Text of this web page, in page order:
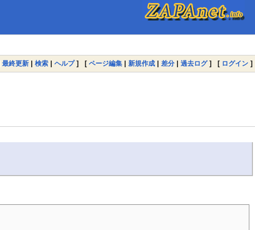
最終更新 | 検索 | ヘルプ] [ ページ編集 | 新規作成 | 差分 | 過去ログ] [ ログイン ]